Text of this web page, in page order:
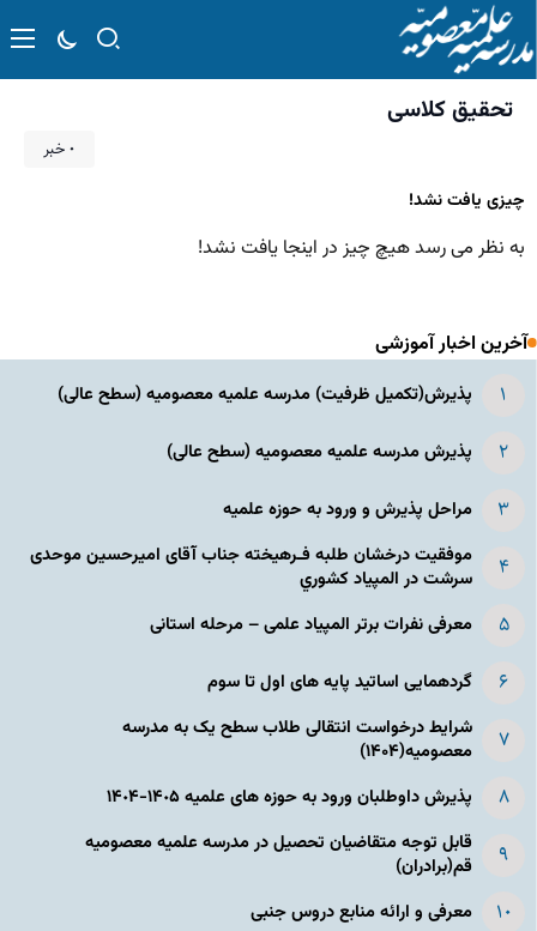
تحقیق کلاسی
۰ خبر
چیزی یافت نشد!
به نظر می رسد هیچ چیز در اینجا یافت نشد!
آخرین اخبار آموزشی
پذیرش(تکمیل ظرفیت) مدرسه علمیه معصومیه‌ (سطح عالی)
پذیرش مدرسه علمیه معصومیه‌ (سطح عالی)
مراحل پذیرش و ورود به حوزه علمیه
موفقیت درخشان طلبه فـرهیخته جناب آقای امیرحسین موحدی
سرشت در المپياد كشوري
معرفی نفرات برتر المپیاد علمی – مرحله استانی
گردهمایی اساتید پایه های اول تا سوم
شرایط درخواست انتقالی طلاب سطح یک به مدرسه
معصومیه(۱۴۰۴)
پذیرش داوطلبان ورود به حوزه های علمیه ١۴٠۵-١۴٠۴
قابل توجه متقاضیان تحصیل در مدرسه علمیه معصومیه
قم(برادران)
معرفی و ارائه منابع دروس جنبی